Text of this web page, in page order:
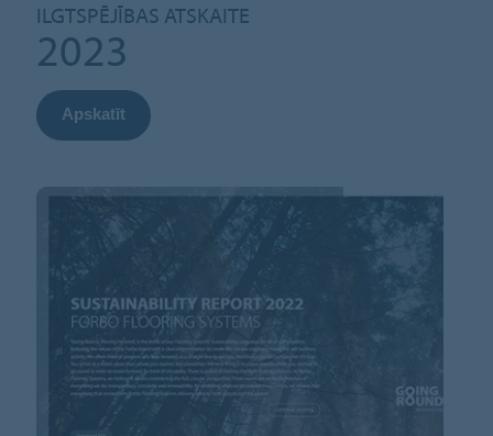
ILGTSPĒJĪBAS ATSKAITE
2023
Apskatīt